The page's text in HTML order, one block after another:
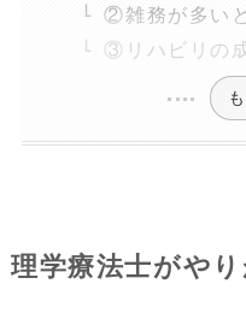
②雑務が多い
③リハビリの
理学療法士がや